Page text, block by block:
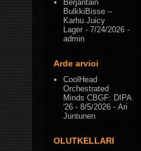
Berjantain
BulkkiBisse –
Karhu Juicy
Lager - 7/24/2026 -
admin
Arde arvioi
CoolHead
Orchestrated
Minds CBGF: DIPA
'26 - 8/5/2026 - Ari
Juntunen
OLUTKELLARI